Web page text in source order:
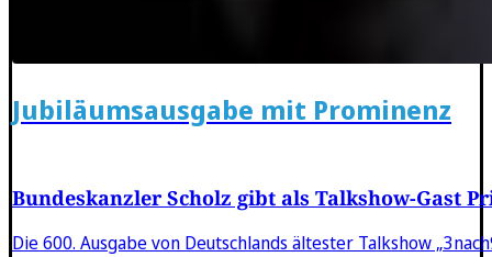
Jubiläumsausgabe mit Prominenz
Bundeskanzler Scholz gibt als Talkshow-Gast
Die 600. Ausgabe von Deutschlands ältester Talkshow